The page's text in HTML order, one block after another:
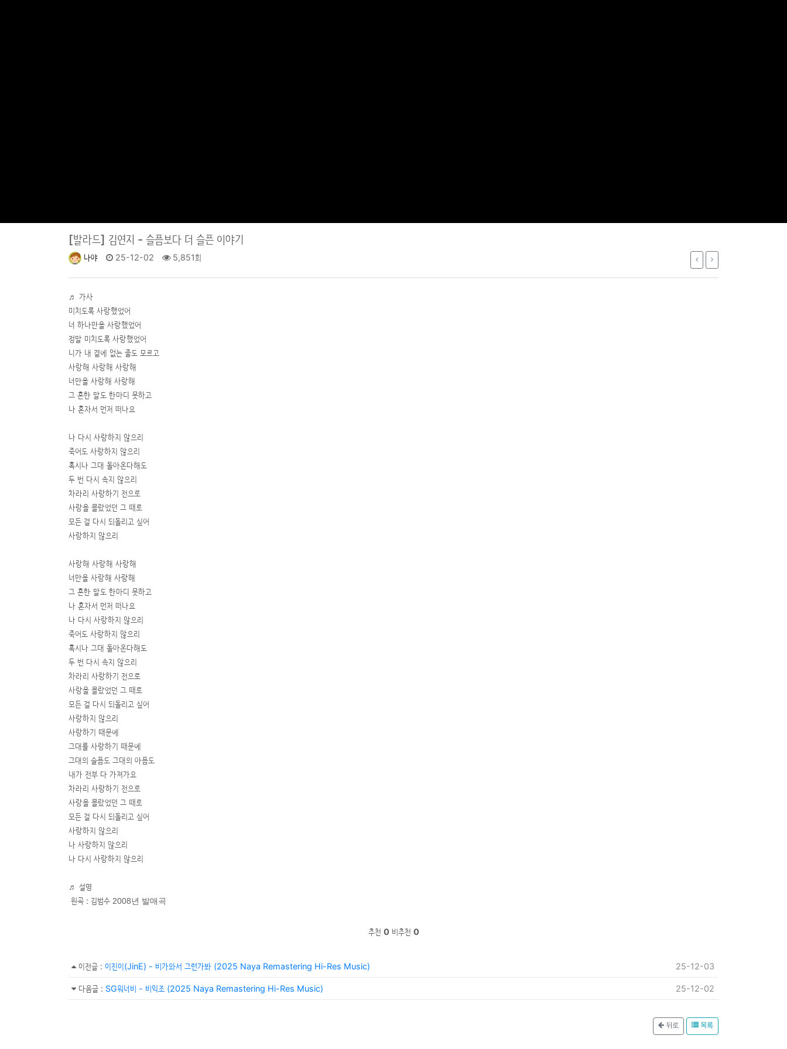
[발라드] 김연지 - 슬픔보다 더 슬픈 이야기
나야 25-12-02 5,851회
♬ 가사
미치도록 사랑했었어
너 하나만을 사랑했었어
정말 미치도록 사랑했었어
니가 내 곁에 없는 줄도 모르고
사랑해 사랑해 사랑해
너만을 사랑해 사랑해
그 흔한 말도 한마디 못하고
나 혼자서 먼저 떠나요
나 다시 사랑하지 않으리
죽어도 사랑하지 않으리
혹시나 그대 돌아온다해도
두 번 다시 속지 않으리
차라리 사랑하기 전으로
사랑을 몰랐었던 그 때로
모든 걸 다시 되돌리고 싶어
사랑하지 않으리
사랑해 사랑해 사랑해
너만을 사랑해 사랑해
그 흔한 말도 한마디 못하고
나 혼자서 먼저 떠나요
나 다시 사랑하지 않으리
죽어도 사랑하지 않으리
혹시나 그대 돌아온다해도
두 번 다시 속지 않으리
차라리 사랑하기 전으로
사랑을 몰랐었던 그 때로
모든 걸 다시 되돌리고 싶어
사랑하지 않으리
사랑하기 때문에
그대를 사랑하기 때문에
그대의 슬픔도 그대의 아픔도
내가 전부 다 가져가요
차라리 사랑하기 전으로
사랑을 몰랐었던 그 때로
모든 걸 다시 되돌리고 싶어
사랑하지 않으리
나 사랑하지 않으리
나 다시 사랑하지 않으리
♬ 설명
원곡 : 김범수 2008년 발매곡
추천 0 비추천 0
이전글 : 이진이(JinE) - 비가와서 그런가봐 (2025 Naya Remastering Hi-Res Music) 25-12-03
다음글 : SG워너비 - 비익조 (2025 Naya Remastering Hi-Res Music) 25-12-02
뒤로 목록